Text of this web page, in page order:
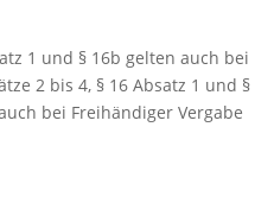
1 und § 16b gelten auch bei
2 bis 4, § 16 Absatz 1 und §
bei Freihändiger Vergabe